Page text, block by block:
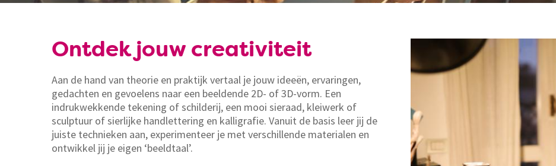
Ontdek jouw creativiteit
Aan de hand van theorie en praktijk vertaal je jouw ideeën, ervaringen,
gedachten en gevoelens naar een beeldende 2D- of 3D-vorm. Een
indrukwekkende tekening of schilderij, een mooi sieraad, kleiwerk of
sculptuur of sierlijke handlettering en kalligrafie. Vanuit de basis leer jij de
juiste technieken aan, experimenteer je met verschillende materialen en
ontwikkel jij je eigen ‘beeldtaal’.